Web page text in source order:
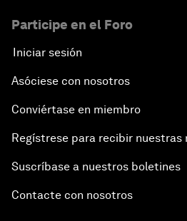
Participe en el Foro
Iniciar sesión
Asóciese con nosotros
Conviértase en miembro
Regístrese para recibir nuestras
Suscríbase a nuestros boletines
Contacte con nosotros